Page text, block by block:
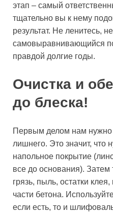
этап – самый
тщательно вы к нему
результат. Не ленитесь,
самовыравнивающийся
правдой долгие годы.
Очистка и
до блеска!
Первым делом нам нужно
лишнего. Это значит, что
напольное покрытие
все до основания).
грязь, пыль, остатки
части бетона.
если есть, то и